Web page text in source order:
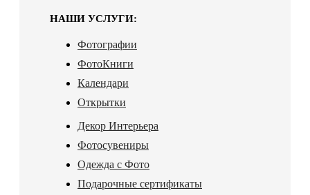
НАШИ УСЛУГИ:
Фотографии
ФотоКниги
Календари
Открытки
Декор Интерьера
Фотосувениры
Одежда с Фото
Подарочные сертификаты